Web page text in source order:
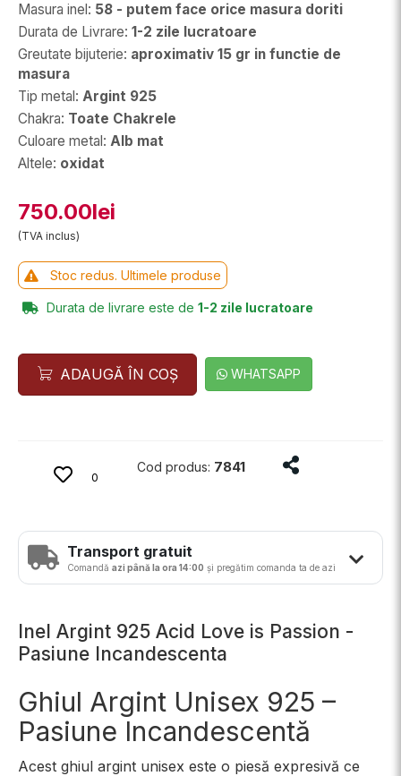
Masura inel: 58 - putem face orice masura doriti
Durata de Livrare: 1-2 zile lucratoare
Greutate bijuterie: aproximativ 15 gr in functie de
masura
Tip metal: Argint 925
Chakra: Toate Chakrele
Culoare metal: Alb mat
Altele: oxidat
750.00lei
(TVA inclus)
Stoc redus. Ultimele produse
Durata de livrare este de 1-2 zile lucratoare
ADAUGĂ ÎN COȘ WHATSAPP
0
Cod produs: 7841 Distribuie
Transport gratuit
Comandă azi până la ora 14:00 și pregătim comanda ta de azi
Inel Argint 925 Acid Love is Passion -
Pasiune Incandescenta
Ghiul Argint Unisex 925 –
Pasiune Incandescentă
Acest ghiul argint unisex este o piesă expresivă ce